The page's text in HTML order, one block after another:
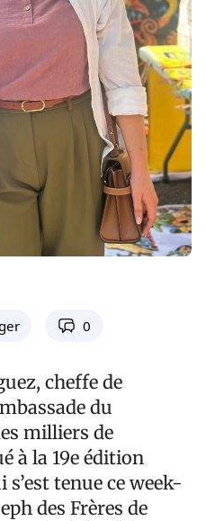
0
cheffe de
du
milliers de
à la 19e édition
tenue ce week-
des Frères de